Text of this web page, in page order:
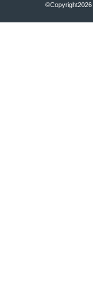
©Copyright2026